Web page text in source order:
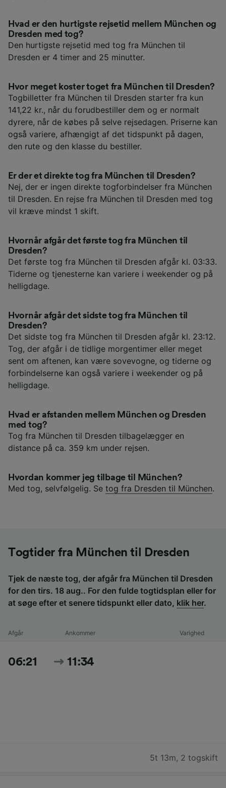
Hvad er den hurtigste rejsetid mellem München og
Dresden med tog?
Den hurtigste rejsetid med tog fra München til
Dresden er 4 timer and 25 minutter.
Hvor meget koster toget fra München til Dresden?
Togbilletter fra München til Dresden starter fra kun
141,22 kr., når du forudbestiller dem og er normalt
dyrere, når de købes på selve rejsedagen. Priserne kan
også variere, afhængigt af det tidspunkt på dagen,
den rute og den klasse du bestiller.
Er der et direkte tog fra München til Dresden?
Nej, der er ingen direkte togforbindelser fra München
til Dresden. En rejse fra München til Dresden med tog
vil kræve mindst 1 skift.
Hvornår afgår det første tog fra München til
Dresden?
Det første tog fra München til Dresden afgår kl. 03:33.
Tiderne og tjenesterne kan variere i weekender og på
helligdage.
Hvornår afgår det sidste tog fra München til
Dresden?
Det sidste tog fra München til Dresden afgår kl. 23:12.
Tog, der afgår i de tidlige morgentimer eller meget
sent om aftenen, kan være sovevogne, og tiderne og
forbindelserne kan også variere i weekender og på
helligdage.
Hvad er afstanden mellem München og Dresden
med tog?
Tog fra München til Dresden tilbagelægger en
distance på ca. 359 km under rejsen.
Hvordan kommer jeg tilbage til München?
Med tog, selvfølgelig. Se tog fra Dresden til München.
Togtider fra München til Dresden
Tjek de næste tog, der afgår fra München til Dresden
for den tirs. 18 aug.. For den fulde togtidsplan eller for
at søge efter et senere tidspunkt eller dato, klik her.
Afgår Ankommer Varighed
06:21 11:34
5t 13m, 2 togskift